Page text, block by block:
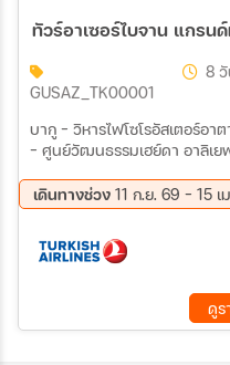
เฉพาะเทศกาล
ทัวร์อาเซอร์ไบจาน แกรน
GUSAZ_TK00001
8
บากู – วิหารไฟโซโรอัสเตอร์อาตาชกะห์
– ศูนย์วัฒนธรรมเฮย์ดา อาลิเยฟ อัพแลนด์พาร์ค – สวนของผู้
คี มัสยิดจูมา – สุสานดิริบาบา –
คาราวานซารายตอนบน - พระราชวังเชกีข่า
เฮย์บัต - ภูเขาเบชบาร์มาก - ภู
ทะเลสาบแคสเปียน
เดินทางช่วง 11 ก.ย. 69 - 15
07 ต.ค. 69 - 14 ต.ค. 69
05 พ.ย. 69 - 12 พ.ย. 69
ดูร